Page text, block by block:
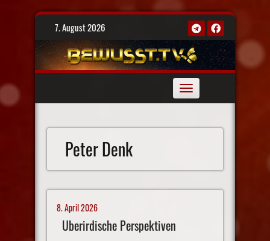
Skip
7. August 2026
Toggle
navigation
Peter Denk
8. April 2026
Überirdische Perspektiven